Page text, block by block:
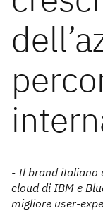
- Il brand italiano
cloud di IBM e
migliore user-